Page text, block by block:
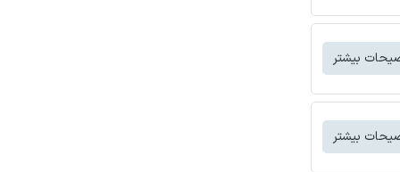
بیشتر
بیشتر